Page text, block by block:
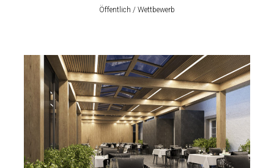
Öffentlich / Wettbewerb